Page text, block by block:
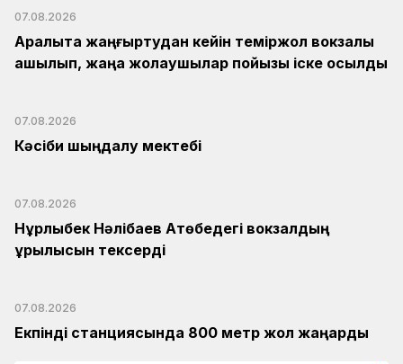
07.08.2026
Арқалықта жаңғыртудан кейін теміржол вокзалы
ашылып, жаңа жолаушылар пойызы іске қосылды
07.08.2026
Кәсіби шыңдалу мектебі
07.08.2026
Нұрлыбек Нәлібаев Ақтөбедегі вокзалдың
құрылысын тексерді
07.08.2026
Екпінді станциясында 800 метр жол жаңарды